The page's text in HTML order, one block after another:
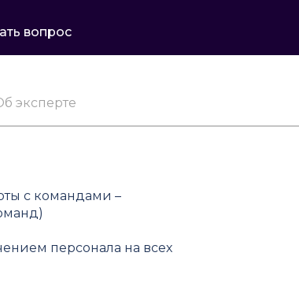
вопрос
эксперте
с командами –
персонала на всех